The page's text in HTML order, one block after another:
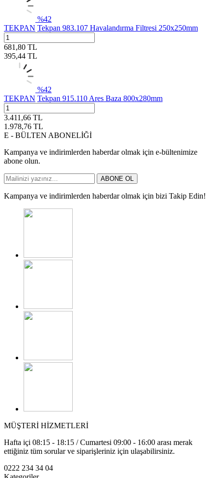
%42
TEKPAN Tekpan 983.107 Havalandırma Filtresi 250x250mm
681,80 TL
395,44 TL
%42
TEKPAN Tekpan 915.110 Ares Baza 800x280mm
3.411,66 TL
1.978,76 TL
E - BÜLTEN ABONELİĞİ
Kampanya ve indirimlerden haberdar olmak için e-bültenimize
abone olun.
ABONE OL
Kampanya ve indirimlerden haberdar olmak için bizi Takip Edin!
MÜŞTERİ HİZMETLERİ
Hafta içi 08:15 - 18:15 / Cumartesi 09:00 - 16:00 arası merak
ettiğiniz tüm sorular ve siparişleriniz için ulaşabilirsiniz.
0222 234 34 04